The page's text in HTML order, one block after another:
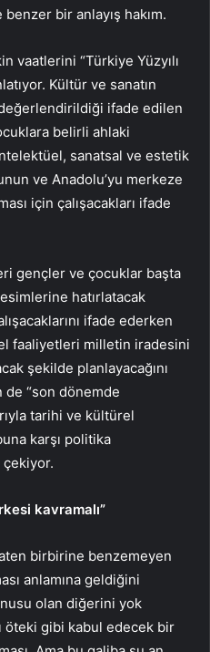
bir anlayış hakım.
vaatlerini “Türkiye Yüzyılı
Kültür ve sanatın
ifade edilen
belirli ahlaki
sanatsal ve estetik
ve Anadolu’yu merkeze
için çalışacakları ifade
gençler ve çocuklar başta
hatırlatacak
ifade ederken
faaliyetleri milletin iradesini
şekilde planlayacağını
“son dönemde
tarihi ve kültürel
karşı politika
çekiyor.
kavramalı”
birbirine benzemeyen
anlamına geldiğini
olan diğerini yok
öteki gibi kabul edecek bir